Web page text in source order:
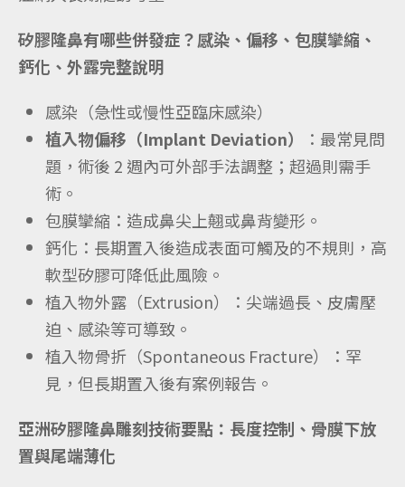
矽膠隆鼻有哪些併發症？感染、偏移、包膜攣縮、
鈣化、外露完整說明
感染（急性或慢性亞臨床感染）
植入物偏移（Implant Deviation）
：最常見問
題，術後 2 週內可外部手法調整；超過則需手
術。
包膜攣縮：造成鼻尖上翹或鼻背變形。
鈣化：長期置入後造成表面可觸及的不規則，高
軟型矽膠可降低此風險。
植入物外露（Extrusion）：尖端過長、皮膚壓
迫、感染等可導致。
植入物骨折（Spontaneous Fracture）：罕
見，但長期置入後有案例報告。
亞洲矽膠隆鼻雕刻技術要點：長度控制、骨膜下放
置與尾端薄化